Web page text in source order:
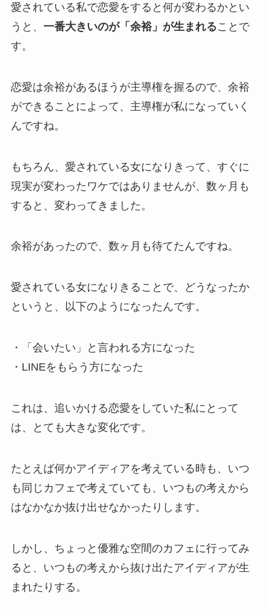
愛されている私で恋愛をすると何が変わるかとい
うと、 一番大きいのが「余裕」が生まれることで
す。
恋愛は余裕があるほうが主導権を握るので、余裕
ができることによって、主導権が私になっていく
んですね。
もちろん、愛されている女になりきって、すぐに
現実が変わったワケではありませんが、数ヶ月も
すると、変わってきました。
余裕があったので、数ヶ月も待てたんですね。
愛されている女になりきることで、どうなったか
というと、以下のようになったんです。
・「会いたい」と言われる方になった
・LINEをもらう方になった
これは、追いかける恋愛をしていた私にとって
は、とても大きな変化です。
たとえば何かアイディアを考えている時も、いつ
も同じカフェで考えていても、いつもの考えから
はなかなか抜け出せなかったりします。
しかし、ちょっと優雅な空間のカフェに行ってみ
ると、いつもの考えから抜け出たアイディアが生
まれたりする。